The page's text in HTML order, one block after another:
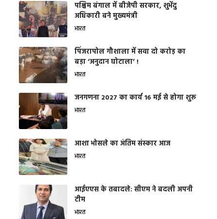
पश्चिम बंगाल में बीजेपी सरकार, शुभेंदु
अधिकारी बने मुख्यमंत्री
भारत
​पिंजरापोल गौशाला में सवा दो करोड़ का
बड़ा ‘अनुदान घोटाला’ !
भारत
जनगणना 2027 का कार्य 16 मई से होगा शुरू
भारत
आशा भोसले का अंतिम संस्कार आज
भारत
आईएएस के तबादले: सीएम ने बदली अपनी
टीम
भारत